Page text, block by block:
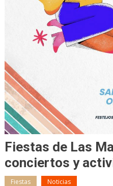
Fiestas de Las
conciertos y
Fiestas Noticias